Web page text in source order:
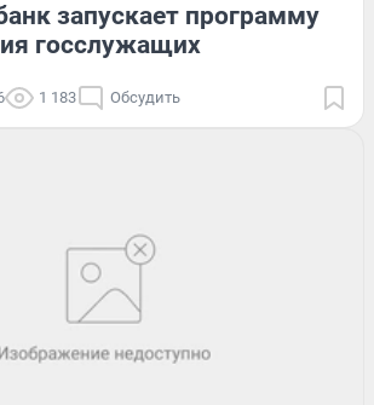
запускает программу
госслужащих
1 183 Обсудить